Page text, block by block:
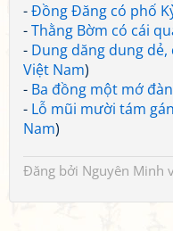
-Đồng Đăng có phố
-Thằng Bờm có cái
- Dung dăng dung
Việt Nam)
- Ba đồng một mớ
- Lỗ mũi mười tám
Nam)
Đăng bởi Nguyên Minh